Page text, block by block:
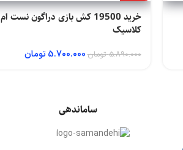
خرید 19500 کش بازی دراگون نست ام
کلاسیک
5.890.000 تومان5.700.000 تومان
ساماندهی